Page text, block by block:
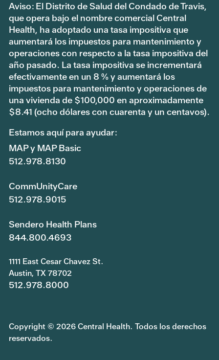
Aviso: El Distrito de Salud del Condado de Travis,
que opera bajo el nombre comercial Central
Health, ha adoptado una tasa impositiva que
aumentará los impuestos para mantenimiento y
operaciones con respecto a la tasa impositiva del
año pasado. La tasa impositiva se incrementará
efectivamente en un 8 % y aumentará los
impuestos para mantenimiento y operaciones de
una vivienda de $100,000 en aproximadamente
$8.41 (ocho dólares con cuarenta y un centavos).
Estamos aquí para ayudar:
MAP y MAP Basic
512.978.8130
CommUnityCare
512.978.9015
Sendero Health Plans
844.800.4693
1111 East Cesar Chavez St.
Austin, TX 78702
512.978.8000
Copyright © 2026 Central Health. Todos los derechos
reservados.